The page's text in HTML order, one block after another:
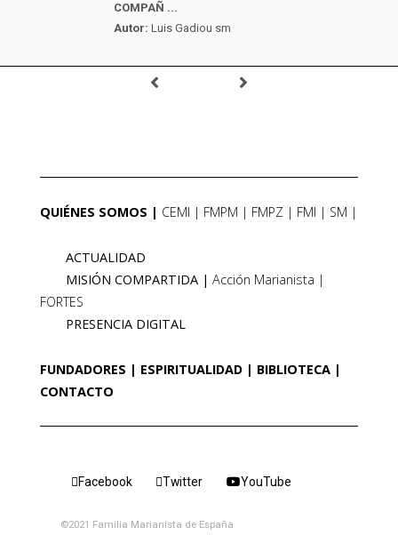
COMPAÑ ...
Autor: Luis Gadiou sm
QUIÉNES SOMOS CEMI FMPM FMPZ FMI SM
ACTUALIDAD
MISIÓN COMPARTIDA
Acción Marianista
FORTES
PRESENCIA DIGITAL
FUNDADORES ESPIRITUALIDAD
BIBLIOTECA
CONTACTO
Facebook Twitter YouTube
©2021 Familia Marianista de España